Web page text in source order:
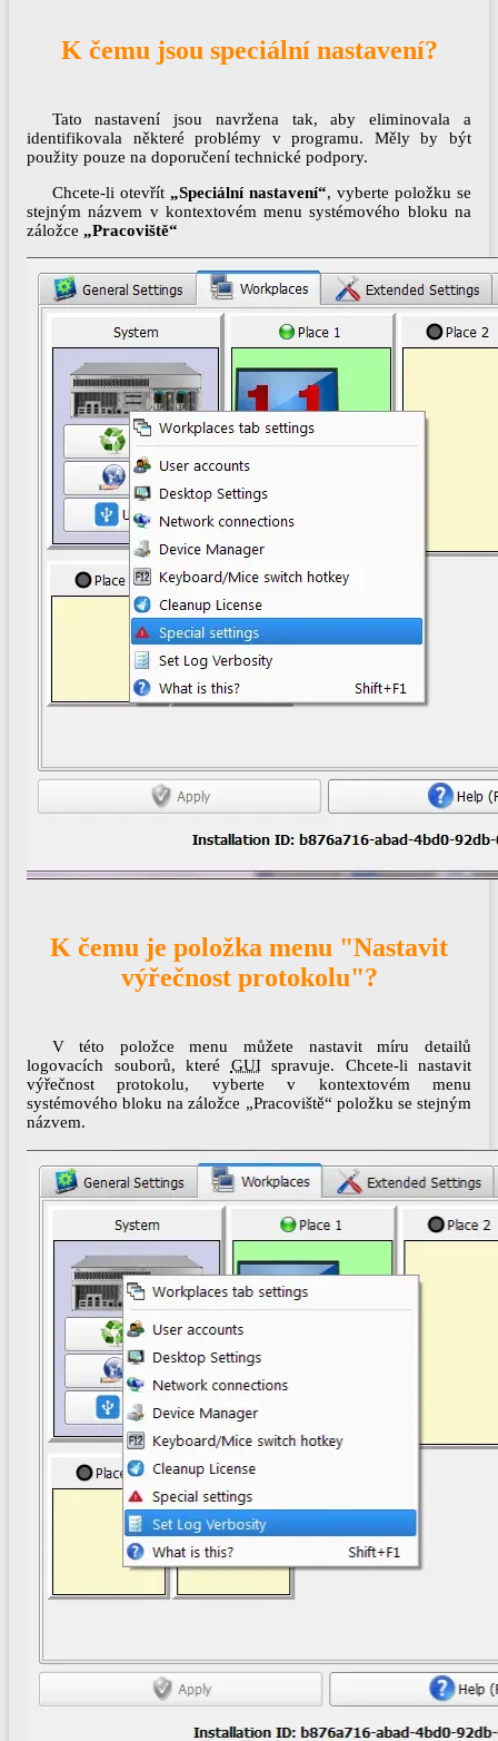
K čemu jsou speciální nastavení?
Tato nastavení jsou navržena tak, aby eliminovala a
identifikovala některé problémy v programu. Měly by být
použity pouze na doporučení technické podpory.
Chcete-li otevřít „Speciální nastavení“, vyberte položku se
stejným názvem v kontextovém menu systémového bloku na
záložce „Pracoviště“
K čemu je položka menu "Nastavit
výřečnost protokolu"?
V této položce menu můžete nastavit míru detailů
logovacích souborů, které GUIspravuje. Chcete-li nastavit
výřečnost protokolu, vyberte v kontextovém menu
systémového bloku na záložce „Pracoviště“ položku se stejným
názvem.